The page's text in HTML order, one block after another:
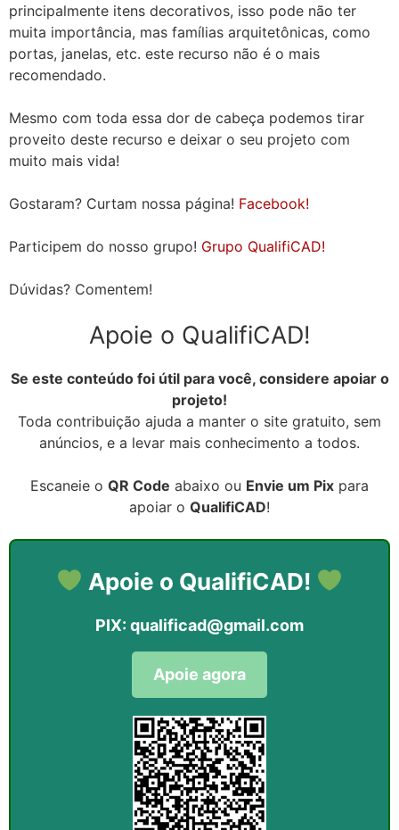
principalmente itens decorativos, isso pode não ter
muita importância, mas famílias arquitetônicas, como
portas, janelas, etc. este recurso não é o mais
recomendado.
Mesmo com toda essa dor de cabeça podemos tirar
proveito deste recurso e deixar o seu projeto com
muito mais vida!
Gostaram? Curtam nossa página! Facebook!
Participem do nosso grupo! Grupo QualifiCAD!
Dúvidas? Comentem!
Apoie o QualifiCAD!
Se este conteúdo foi útil para você, considere apoiar o
projeto!
Toda contribuição ajuda a manter o site gratuito, sem
anúncios, e a levar mais conhecimento a todos.
Escaneie o QR Code abaixo ou Envie um Pix para
apoiar o QualifiCAD!
Apoie o QualifiCAD!
PIX: qualificad@gmail.com
Apoie agora